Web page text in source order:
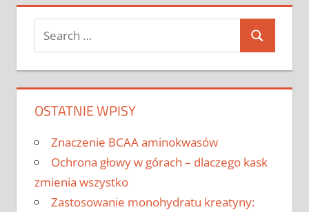
Search
for:
Search
OSTATNIE WPISY
Znaczenie BCAA aminokwasów
Ochrona głowy w górach – dlaczego kask
zmienia wszystko
Zastosowanie monohydratu kreatyny: